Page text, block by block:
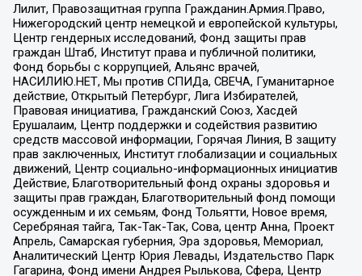
Лилит, Правозащитная группа Гражданин.Армия.Право,
Нижегородский центр немецкой и европейской культуры,
Центр гендерных исследований, Фонд защиты прав
граждан Штаб, Институт права и публичной политики,
Фонд борьбы с коррупцией, Альянс врачей,
НАСИЛИЮ.НЕТ, Мы против СПИДа, СВЕЧА, Гуманитарное
действие, Открытый Петербург, Лига Избирателей,
Правовая инициатива, Гражданский Союз, Хасдей
Ерушалаим, Центр поддержки и содействия развитию
средств массовой информации, Горячая Линия, В защиту
прав заключенных, Институт глобализации и социальных
движений, Центр социально-информационных инициатив
Действие, Благотворительный фонд охраны здоровья и
защиты прав граждан, Благотворительный фонд помощи
осужденным и их семьям, Фонд Тольятти, Новое время,
Серебряная тайга, Так-Так-Так, Сова, центр Анна, Проект
Апрель, Самарская губерния, Эра здоровья, Мемориал,
Аналитический Центр Юрия Левады, Издательство Парк
Гагарина, Фонд имени Андрея Рылькова, Сфера, Центр